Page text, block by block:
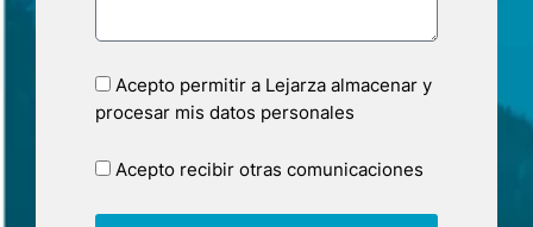
Acepto permitir a Lejarza almacenar y
procesar mis datos personales
Acepto recibir otras comunicaciones